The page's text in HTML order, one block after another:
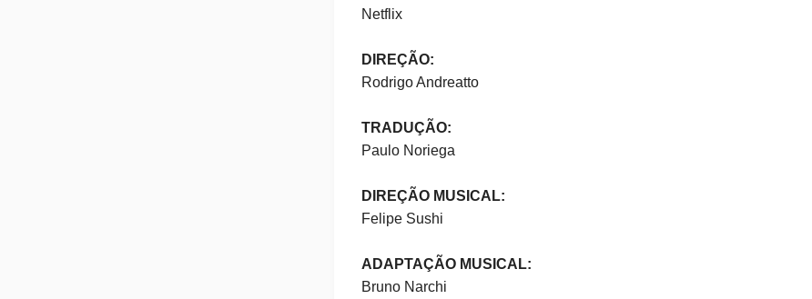
Netflix
DIREÇÃO:
Rodrigo Andreatto
TRADUÇÃO:
Paulo Noriega
DIREÇÃO MUSICAL:
Felipe Sushi
ADAPTAÇÃO MUSICAL:
Bruno Narchi